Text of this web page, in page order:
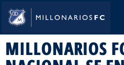
MILLONARIOS